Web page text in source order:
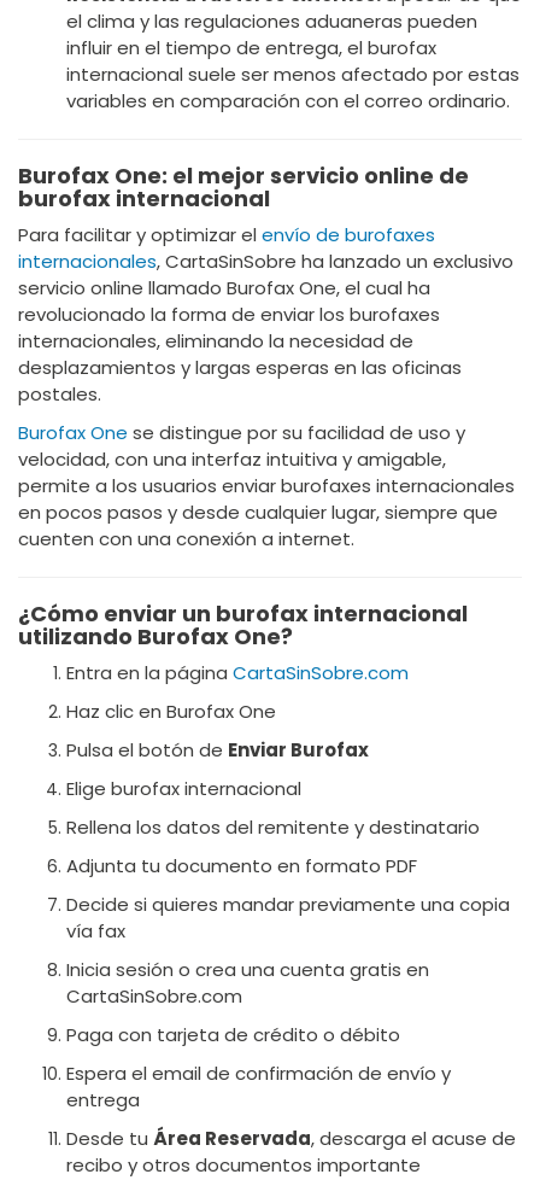
el clima y las regulaciones aduaneras pueden
influir en el tiempo de entrega, el burofax
internacional suele ser menos afectado por estas
variables en comparación con el correo ordinario.
Burofax One: el mejor servicio online de
burofax internacional
Para facilitar y optimizar el envío de burofaxes
internacionales, CartaSinSobre ha lanzado un exclusivo
servicio online llamado Burofax One, el cual ha
revolucionado la forma de enviar los burofaxes
internacionales, eliminando la necesidad de
desplazamientos y largas esperas en las oficinas
postales.
Burofax One se distingue por su facilidad de uso y
velocidad, con una interfaz intuitiva y amigable,
permite a los usuarios enviar burofaxes internacionales
en pocos pasos y desde cualquier lugar, siempre que
cuenten con una conexión a internet.
¿Cómo enviar un burofax internacional
utilizando Burofax One?
Entra en la página CartaSinSobre.com
Haz clic en Burofax One
Pulsa el botón de Enviar Burofax
Elige burofax internacional
Rellena los datos del remitente y destinatario
Adjunta tu documento en formato PDF
Decide si quieres mandar previamente una copia
vía fax
Inicia sesión o crea una cuenta gratis en
CartaSinSobre.com
Paga con tarjeta de crédito o débito
Espera el email de confirmación de envío y
entrega
Desde tu Área Reservada, descarga el acuse de
recibo y otros documentos importante